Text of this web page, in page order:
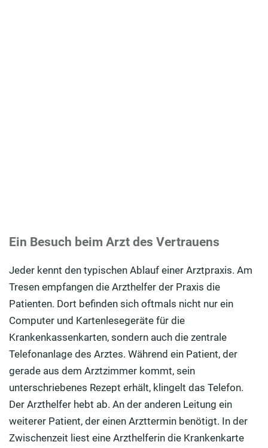
Ein Besuch beim Arzt des Vertrauens
Jeder kennt den typischen Ablauf einer Arztpraxis. Am
Tresen empfangen die Arzthelfer der Praxis die
Patienten. Dort befinden sich oftmals nicht nur ein
Computer und Kartenlesegeräte für die
Krankenkassenkarten, sondern auch die zentrale
Telefonanlage des Arztes. Während ein Patient, der
gerade aus dem Arztzimmer kommt, sein
unterschriebenes Rezept erhält, klingelt das Telefon.
Der Arzthelfer hebt ab. An der anderen Leitung ein
weiterer Patient, der einen Arzttermin benötigt. In der
Zwischenzeit liest eine Arzthelferin die Krankenkarte